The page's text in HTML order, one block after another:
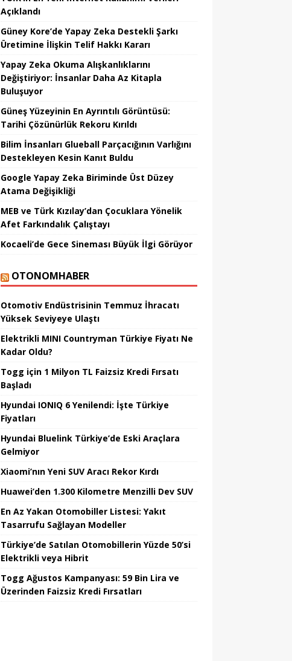
Açıklandı
Güney Kore’de Yapay Zeka Destekli Şarkı
Üretimine İlişkin Telif Hakkı Kararı
Yapay Zeka Okuma Alışkanlıklarını
Değiştiriyor: İnsanlar Daha Az Kitapla
Buluşuyor
Güneş Yüzeyinin En Ayrıntılı Görüntüsü:
Tarihi Çözünürlük Rekoru Kırıldı
Bilim İnsanları Glueball Parçacığının Varlığını
Destekleyen Kesin Kanıt Buldu
Google Yapay Zeka Biriminde Üst Düzey
Atama Değişikliği
MEB ve Türk Kızılay’dan Çocuklara Yönelik
Afet Farkındalık Çalıştayı
Kocaeli’de Gece Sineması Büyük İlgi Görüyor
OTONOMHABER
Otomotiv Endüstrisinin Temmuz İhracatı
Yüksek Seviyeye Ulaştı
Elektrikli MINI Countryman Türkiye Fiyatı Ne
Kadar Oldu?
Togg için 1 Milyon TL Faizsiz Kredi Fırsatı
Başladı
Hyundai IONIQ 6 Yenilendi: İşte Türkiye
Fiyatları
Hyundai Bluelink Türkiye’de Eski Araçlara
Gelmiyor
Xiaomi’nın Yeni SUV Aracı Rekor Kırdı
Huawei’den 1.300 Kilometre Menzilli Dev SUV
En Az Yakan Otomobiller Listesi: Yakıt
Tasarrufu Sağlayan Modeller
Türkiye’de Satılan Otomobillerin Yüzde 50’si
Elektrikli veya Hibrit
Togg Ağustos Kampanyası: 59 Bin Lira ve
Üzerinden Faizsiz Kredi Fırsatları